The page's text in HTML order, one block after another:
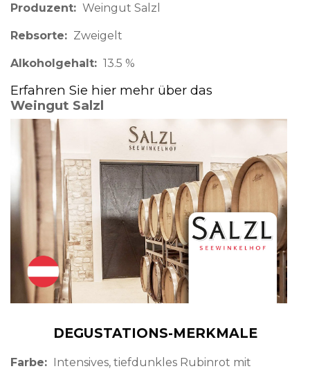
Produzent Weingut Salzl
Rebsorte Zweigelt
Alkoholgehalt 13.5 %
Erfahren Sie hier mehr über das
Weingut Salzl
DEGUSTATIONS-MERKMALE
Farbe
Intensives, tiefdunkles Rubinrot mit